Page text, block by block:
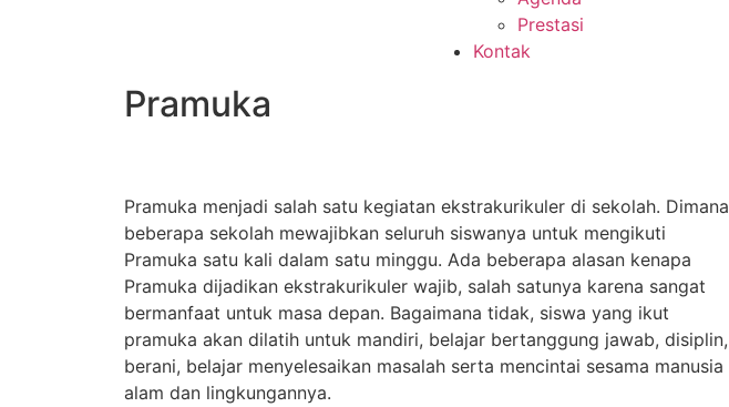
Prestasi
Kontak
Pramuka
Pramuka menjadi salah satu kegiatan ekstrakurikuler di sekolah. Dimana
beberapa sekolah mewajibkan seluruh siswanya untuk mengikuti
Pramuka satu kali dalam satu minggu. Ada beberapa alasan kenapa
Pramuka dijadikan ekstrakurikuler wajib, salah satunya karena sangat
bermanfaat untuk masa depan. Bagaimana tidak, siswa yang ikut
pramuka akan dilatih untuk mandiri, belajar bertanggung jawab, disiplin,
berani, belajar menyelesaikan masalah serta mencintai sesama manusia
alam dan lingkungannya.